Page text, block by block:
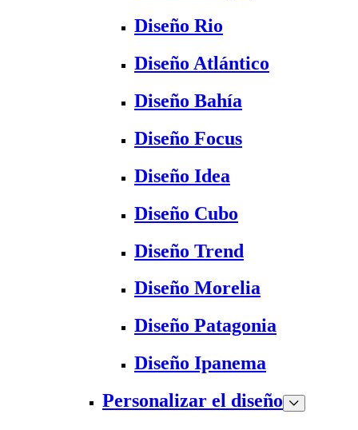
Diseño Rio
Diseño Atlántico
Diseño Bahía
Diseño Focus
Diseño Idea
Diseño Cubo
Diseño Trend
Diseño Morelia
Diseño Patagonia
Diseño Ipanema
Personalizar el diseño